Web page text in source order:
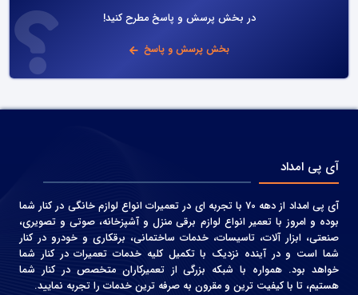
در بخش پرسش و پاسخ مطرح کنید!
بخش پرسش و پاسخ
آی پی امداد
آی پی امداد از دهه 70 با تجربه ای در تعمیرات انواع لوازم خانگی در کنار شما
بوده و امروز با تعمیر انواع لوازم برقی منزل و آشپزخانه، صوتی و‌ تصویری،
صنعتی، ابزار آلات، تاسیسات، خدمات ساختمانی، برقکاری و خودرو در کنار
شما است و در آینده نزدیک با تکمیل کلیه خدمات تعمیرات در کنار شما
خواهد بود. همواره با شبکه بزرگی از تعمیرکاران متخصص در کنار شما
هستیم، تا با کیفیت ترین و مقرون به صرفه ترین خدمات را تجربه نمایید.